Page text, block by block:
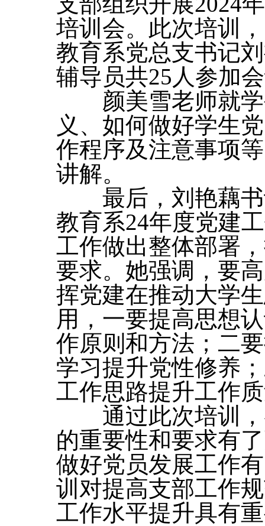
培训会。此次培训
教育系党总支书记
辅导员共25人参加
颜美雪老师就学
义、如何做好学生
作程序及注意事项
讲解。
最后，刘艳藕书
教育系24年度党建
工作做出整体部署
要求。她强调，要
挥党建在推动大学
用，一要提高思想
作原则和方法；二
学习提升党性修养
工作思路提升工作
通过此次培训，
的重要性和要求有
做好党员发展工作
训对提高支部工作
工作水平提升具有